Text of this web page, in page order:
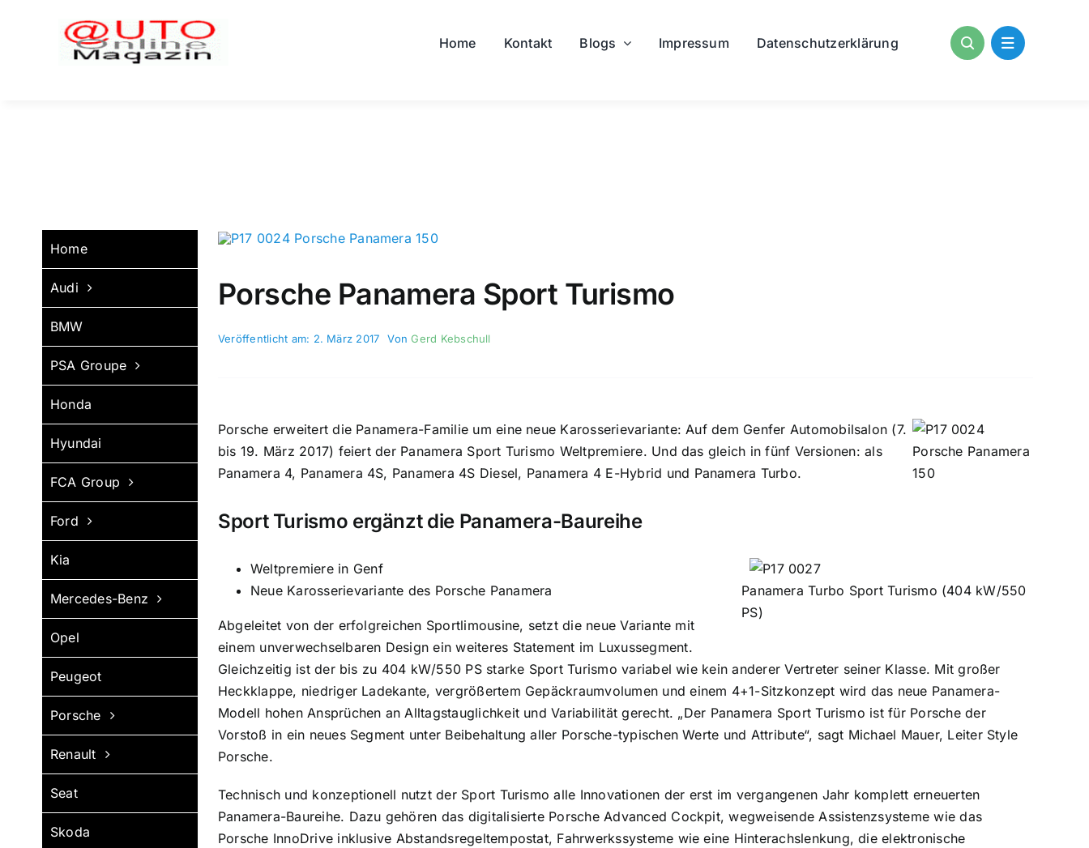
Home Kontakt Blogs Impressum Datenschutzerklärung
Home
Audi
BMW
PSA Groupe
Honda
Hyundai
FCA Group
Ford
Kia
Mercedes-Benz
Opel
Peugeot
Porsche
Renault
Seat
Skoda
Porsche Panamera Sport Turismo
Veröffentlicht am: 2. März 2017 VonGerd Kebschull
Porsche erweitert die Panamera-Familie um eine neue Karosserievariante: Auf dem Genfer Automobilsalon (7.
bis 19. März 2017) feiert der Panamera Sport Turismo Weltpremiere. Und das gleich in fünf Versionen: als
Panamera 4, Panamera 4S, Panamera 4S Diesel, Panamera 4 E-Hybrid und Panamera Turbo.
Sport Turismo ergänzt die Panamera-Baureihe
Panamera Turbo Sport Turismo (404 kW/550
PS)
Weltpremiere in Genf
Neue Karosserievariante des Porsche Panamera
Abgeleitet von der erfolgreichen Sportlimousine, setzt die neue Variante mit
einem unverwechselbaren Design ein weiteres Statement im Luxussegment.
Gleichzeitig ist der bis zu 404 kW/550 PS starke Sport Turismo variabel wie kein anderer Vertreter seiner Klasse. Mit großer
Heckklappe, niedriger Ladekante, vergrößertem Gepäckraumvolumen und einem 4+1-Sitzkonzept wird das neue Panamera-
Modell hohen Ansprüchen an Alltagstauglichkeit und Variabilität gerecht. „Der Panamera Sport Turismo ist für Porsche der
Vorstoß in ein neues Segment unter Beibehaltung aller Porsche-typischen Werte und Attribute“, sagt Michael Mauer, Leiter Style
Porsche.
Technisch und konzeptionell nutzt der Sport Turismo alle Innovationen der erst im vergangenen Jahr komplett erneuerten
Panamera-Baureihe. Dazu gehören das digitalisierte Porsche Advanced Cockpit, wegweisende Assistenzsysteme wie das
Porsche InnoDrive inklusive Abstandsregeltempostat, Fahrwerkssysteme wie eine Hinterachslenkung, die elektronische